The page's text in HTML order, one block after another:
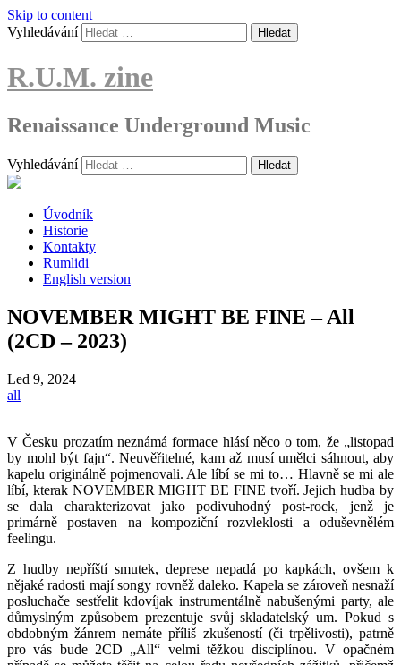
Skip to content
Vyhledávání
R.U.M. zine
Renaissance Underground Music
Vyhledávání
Úvodník
Historie
Kontakty
Rumlidi
English version
NOVEMBER MIGHT BE FINE – All
(2CD – 2023)
Led 9, 2024
all
V Česku prozatím neznámá formace hlásí něco o tom, že „listopad
by mohl být fajn“. Neuvěřitelné, kam až musí umělci sáhnout, aby
kapelu originálně pojmenovali. Ale líbí se mi to… Hlavně se mi ale
líbí, kterak NOVEMBER MIGHT BE FINE tvoří. Jejich hudba by
se dala charakterizovat jako podivuhodný post-rock, jenž je
primárně postaven na kompoziční rozvleklosti a oduševnělém
feelingu.
Z hudby nepříští smutek, deprese nepadá po kapkách, ovšem k
nějaké radosti mají songy rovněž daleko. Kapela se zároveň nesnaží
posluchače sestřelit kdovíjak instrumentálně nabušenými party, ale
důmyslným způsobem prezentuje svůj skladatelský um. Pokud s
obdobným žánrem nemáte příliš zkušeností (či trpělivosti), patrně
pro vás bude 2CD „All“ velmi těžkou disciplínou. V opačném